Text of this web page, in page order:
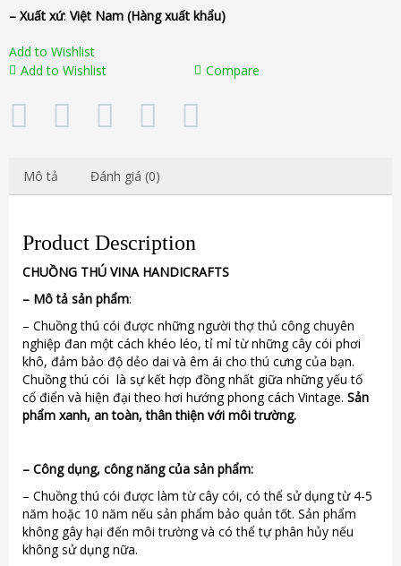
– Xuất xứ: Việt Nam (Hàng xuất khẩu)
Add to Wishlist
Add to Wishlist
Compare
Mô tả Đánh giá (0)
Product Description
CHUỒNG THÚ VINA HANDICRAFTS
– Mô tả sản phẩm:
– Chuồng thú cói được những người thợ thủ công chuyên
nghiệp đan một cách khéo léo, tỉ mỉ từ những cây cói phơi
khô, đảm bảo độ dẻo dai và êm ái cho thú cưng của bạn.
Chuồng thú cói là sự kết hợp đồng nhất giữa những yếu tố
cổ điển và hiện đại theo hơi hướng phong cách Vintage. Sản
phẩm xanh, an toàn, thân thiện với môi trường.
– Công dụng, công năng của sản phẩm:
– Chuồng thú cói được làm từ cây cói, có thể sử dụng từ 4-5
năm hoặc 10 năm nếu sản phẩm bảo quản tốt. Sản phẩm
không gây hại đến môi trường và có thể tự phân hủy nếu
không sử dụng nữa.